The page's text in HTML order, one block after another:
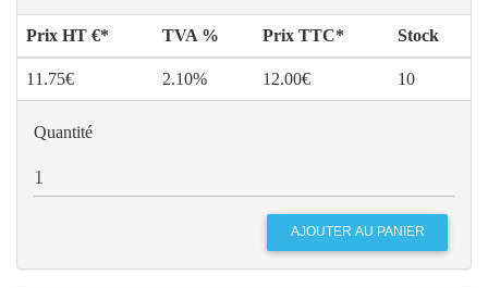
Prix HT €* TVA % Prix TTC* Stock
11.75€ 2.10% 12.00€ 10
Quantité